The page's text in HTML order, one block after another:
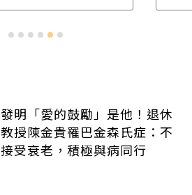
發明「愛的鼓勵」是他！退休
教授陳金貴罹巴金森氏症：不
接受衰老，積極與病同行